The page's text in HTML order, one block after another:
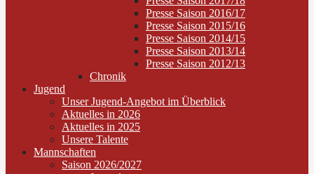
Presse Saison 2016/17
Presse Saison 2015/16
Presse Saison 2014/15
Presse Saison 2013/14
Presse Saison 2012/13
Chronik
Jugend
Unser Jugend-Angebot im Überblick
Aktuelles in 2026
Aktuelles in 2025
Unsere Talente
Mannschaften
Saison 2026/2027